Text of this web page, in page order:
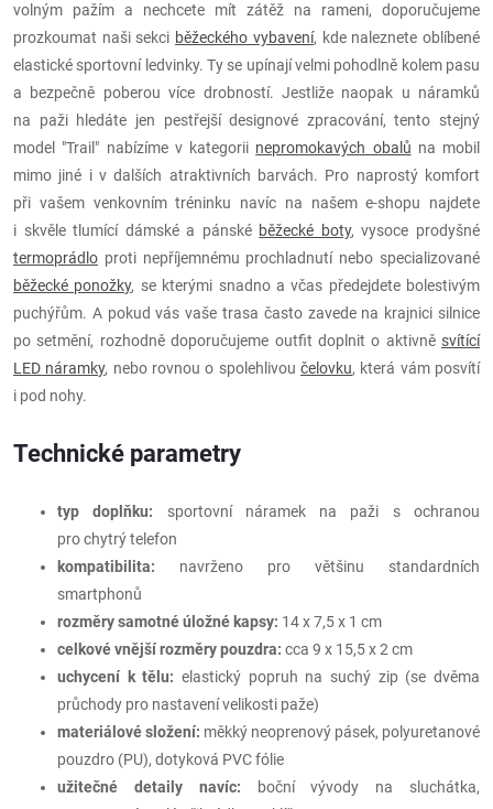
volným pažím a nechcete mít zátěž na rameni, doporučujeme
prozkoumat naši sekci běžeckého vybavení, kde naleznete oblíbené
elastické sportovní ledvinky. Ty se upínají velmi pohodlně kolem pasu
a bezpečně poberou více drobností. Jestliže naopak u náramků
na paži hledáte jen pestřejší designové zpracování, tento stejný
model "Trail" nabízíme v kategorii nepromokavých obalů na mobil
mimo jiné i v dalších atraktivních barvách. Pro naprostý komfort
při vašem venkovním tréninku navíc na našem e-shopu najdete
i skvěle tlumící dámské a pánské běžecké boty, vysoce prodyšné
termoprádlo proti nepříjemnému prochladnutí nebo specializované
běžecké ponožky, se kterými snadno a včas předejdete bolestivým
puchýřům. A pokud vás vaše trasa často zavede na krajnici silnice
po setmění, rozhodně doporučujeme outfit doplnit o aktivně svítící
LED náramky, nebo rovnou o spolehlivoučelovku, která vám posvítí
i pod nohy.
Technické parametry
typ doplňku: sportovní náramek na paži s ochranou
pro chytrý telefon
kompatibilita: navrženo pro většinu standardních
smartphonů
rozměry samotné úložné kapsy: 14 x 7,5 x 1 cm
celkové vnější rozměry pouzdra: cca 9 x 15,5 x 2 cm
uchycení k tělu: elastický popruh na suchý zip (se dvěma
průchody pro nastavení velikosti paže)
materiálové složení: měkký neoprenový pásek, polyuretanové
pouzdro (PU), dotyková PVC fólie
užitečné detaily navíc: boční vývody na sluchátka,